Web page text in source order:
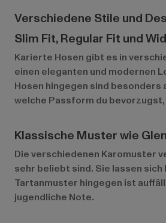
Verschiedene Stile und
Slim Fit, Regular Fit und
Karierte Hosen gibt es in
einen eleganten und modernen
Hosen hingegen sind
welche Passform du
Klassische Muster wie
Die verschiedenen Karomuster
sehr beliebt sind. Sie lassen
Tartanmuster hingegen ist
jugendliche Note.